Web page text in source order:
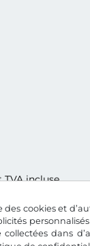
cookies et
dans
TVA incluse.